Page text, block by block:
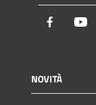
Facebook
NOVITÀ